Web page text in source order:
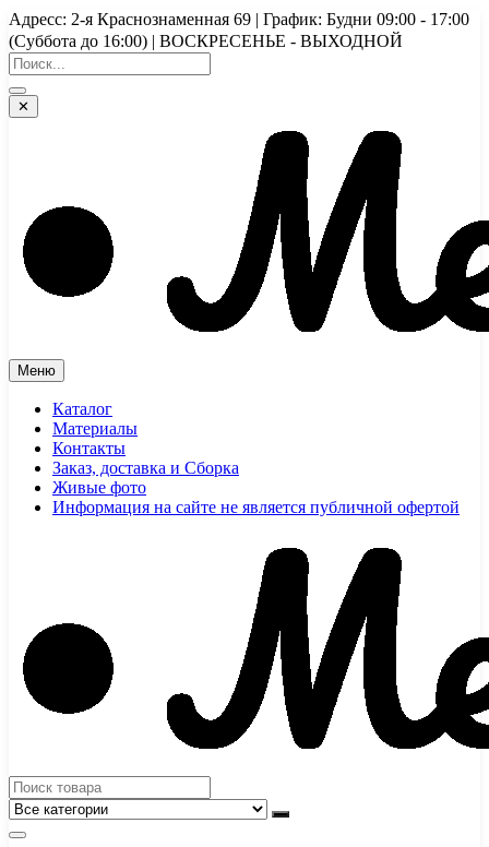
Перейти
к
содержимому
Адресс: 2-я Краснознаменная 69 | График: Будни 09:00 - 17:00
(Суббота до 16:00) | ВОСКРЕСЕНЬЕ - ВЫХОДНОЙ
✕
Меню
Каталог
Материалы
Контакты
Заказ, доставка и Сборка
Живые фото
Информация на сайте не является публичной офертой